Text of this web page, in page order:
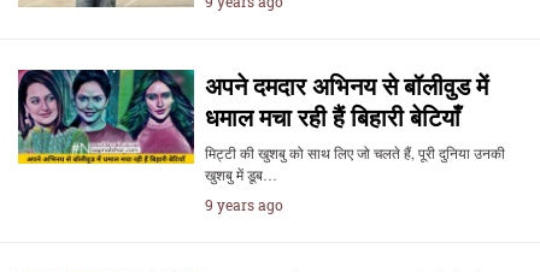
अपने दमदार अभिनय से बॉलीवुड में
धमाल मचा रही हैं बिहारी बेटियाँ
मिट्टी की खुशबु को साथ लिए जो चलते हैं, पूरी दुनिया उनकी
खुशबु में डूब…
9 years ago